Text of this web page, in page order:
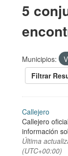
5
Municipios:
Filtrar
Callejero
Callejero
información
Última
(UTC+00:00)